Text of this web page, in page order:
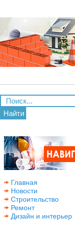
Найти
Главная
Новости
Строительство
Ремонт
Дизайн и интерьер